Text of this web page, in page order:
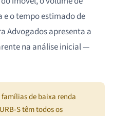
o tempo estimado de
Advogados apresenta a
na análise inicial —
famílias de baixa renda
S têm todos os